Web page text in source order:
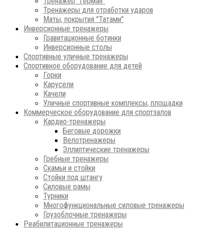
Тренажеры для отработки ударов
Маты, покрытия "Татами"
Инверсионные тренажеры
Гравитационные ботинки
Инверсионные столы
Спортивные уличные тренажеры
Спортивное оборудование для детей
Горки
Карусели
Качели
Уличные спортивные комплексы, площадки
Коммерческое оборудование для спортзалов
Кардио-тренажеры
Беговые дорожки
Велотренажеры
Эллиптические тренажеры
Гребные тренажеры
Скамьи и стойки
Стойки под штангу
Силовые рамы
Турники
Многофункциональные силовые тренажеры
Грузоблочные тренажеры
Реабилитационные тренажеры